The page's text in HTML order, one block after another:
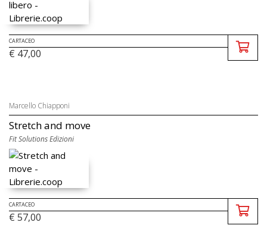
CARTACEO
€ 47,00
Marcello Chiapponi
Stretch and move
Fit Solutions Edizioni
CARTACEO
€ 57,00